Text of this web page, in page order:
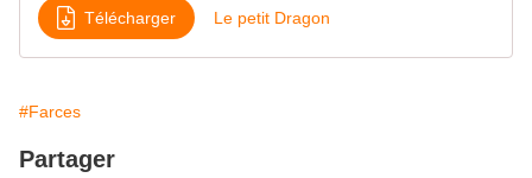
Télécharger Le petit Dragon
#Farces
Partager